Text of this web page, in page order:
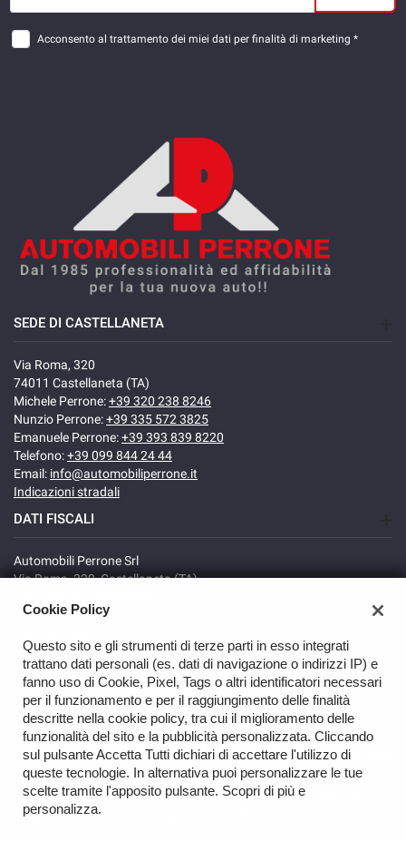
Acconsento al trattamento dei miei dati per finalità di marketing *
SEDE DI CASTELLANETA
Via Roma, 320
74011 Castellaneta (TA)
Michele Perrone:+39 320 238 8246
Nunzio Perrone:+39 335 572 3825
Emanuele Perrone:+39 393 839 8220
Telefono:+39 099 844 24 44
Email: info@automobiliperrone.it
Indicazioni stradali
DATI FISCALI
Automobili Perrone Srl
Via Roma, 320, Castellaneta (TA)
Registro delle imprese: TA
TORNA IN CIMA
Copyright © 2026 Automobili Perrone Srl - P.IVA 02735640738 -
Leggi l'informativa sulla privacy
Cookie Policy
Questo sito e gli strumenti di terze parti in esso integrati
trattano dati personali (es. dati di navigazione o indirizzi IP) e
fanno uso di Cookie, Pixel, Tags o altri identificatori necessari
per il funzionamento e per il raggiungimento delle finalità
descritte nella cookie policy, tra cui il miglioramento delle
funzionalità del sito e la pubblicità personalizzata. Cliccando
sul pulsante Accetta Tutti dichiari di accettare l'utilizzo di
queste tecnologie. In alternativa puoi personalizzare le tue
scelte tramite l'apposito pulsante. Scopri di più e
personalizza.